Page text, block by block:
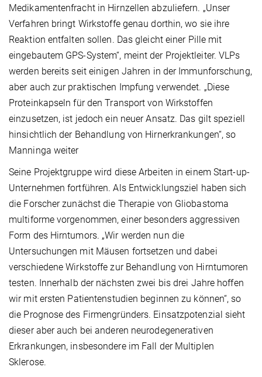
Medikamentenfracht in Hirnzellen abzuliefern. „Unser
Verfahren bringt Wirkstoffe genau dorthin, wo sie ihre
Reaktion entfalten sollen. Das gleicht einer Pille mit
eingebautem GPS-System“, meint der Projektleiter. VLPs
werden bereits seit einigen Jahren in der Immunforschung,
aber auch zur praktischen Impfung verwendet. „Diese
Proteinkapseln für den Transport von Wirkstoffen
einzusetzen, ist jedoch ein neuer Ansatz. Das gilt speziell
hinsichtlich der Behandlung von Hirnerkrankungen“, so
Manninga weiter
Seine Projektgruppe wird diese Arbeiten in einem Start-up-
Unternehmen fortführen. Als Entwicklungsziel haben sich
die Forscher zunächst die Therapie von Gliobastoma
multiforme vorgenommen, einer besonders aggressiven
Form des Hirntumors. „Wir werden nun die
Untersuchungen mit Mäusen fortsetzen und dabei
verschiedene Wirkstoffe zur Behandlung von Hirntumoren
testen. Innerhalb der nächsten zwei bis drei Jahre hoffen
wir mit ersten Patientenstudien beginnen zu können“, so
die Prognose des Firmengründers. Einsatzpotenzial sieht
dieser aber auch bei anderen neurodegenerativen
Erkrankungen, insbesondere im Fall der Multiplen
Sklerose.